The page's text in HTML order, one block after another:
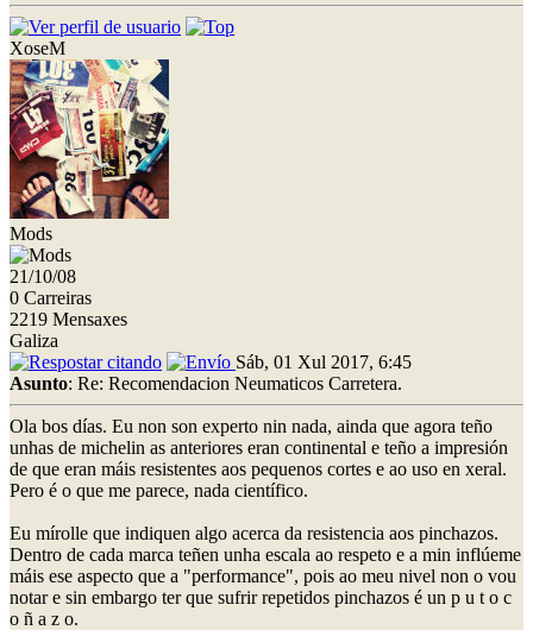
XoseM
Mods
21/10/08
0 Carreiras
2219 Mensaxes
Galiza
Sáb, 01 Xul 2017, 6:45
Asunto: Re: Recomendacion Neumaticos Carretera.
Ola bos días. Eu non son experto nin nada, ainda que agora teño
unhas de michelin as anteriores eran continental e teño a impresión
de que eran máis resistentes aos pequenos cortes e ao uso en xeral.
Pero é o que me parece, nada científico.
Eu mírolle que indiquen algo acerca da resistencia aos pinchazos.
Dentro de cada marca teñen unha escala ao respeto e a min inflúeme
máis ese aspecto que a "performance", pois ao meu nivel non o vou
notar e sin embargo ter que sufrir repetidos pinchazos é un p u t o c
o ñ a z o.